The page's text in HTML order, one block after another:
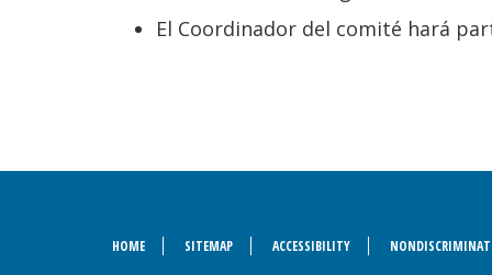
El Coordinador del comité hará
HOME SITEMAP ACCESSIBILITY